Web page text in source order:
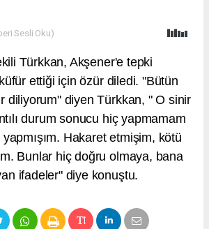
Sesli Oku)
Türkkan, Akşener'e tepki
ettiği için özür diledi. "Bütün
diliyorum" diyen Türkkan, " O sinir
durum sonucu hiç yapmamam
Hakaret etmişim, kötü
Bunlar hiç doğru olmaya, bana
ifadeler" diye konuştu.